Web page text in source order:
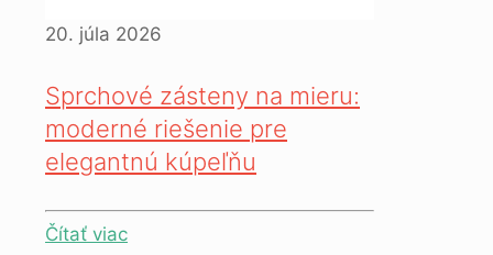
20. júla 2026
Sprchové zásteny na mieru:
moderné riešenie pre
elegantnú kúpeľňu
Čítať viac